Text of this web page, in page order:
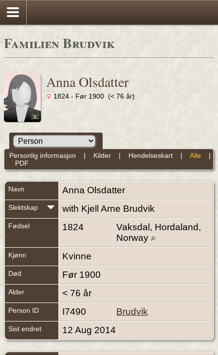
Familien Brudvik
Anna Olsdatter
1824 - Før 1900 (< 76 år)
Personlig informasjon | Kilder| Hendelseskart| Alle |
PDF
Navn Anna Olsdatter
Slektskap with Kjell Arne Brudvik
Fødsel 1824
Vaksdal, Hordaland,
Norway
Kjønn Kvinne
Død Før 1900
Alder < 76 år
Person ID I7490 Brudvik
Sist endret 12 Aug 2014